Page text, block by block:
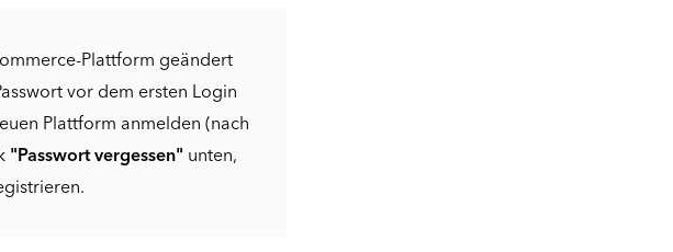
Plattform geändert
vor dem ersten Login
Plattform anmelden (nach
"Passwort vergessen" unten,